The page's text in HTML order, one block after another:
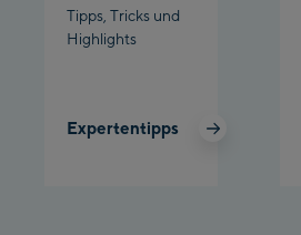
Schladming:
Tipps, Tricks und
Highlights
Expertentipps